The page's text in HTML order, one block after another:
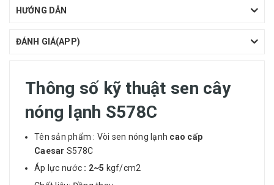
HƯỚNG DẪN
ĐÁNH GIÁ(APP)
Thông số kỹ thuật sen cây
nóng lạnh S578C
Tên sản phẩm : Vòi sen nóng lạnh cao cấp
Caesar S578C
Áp lực nước: 2~5 kgf/cm2